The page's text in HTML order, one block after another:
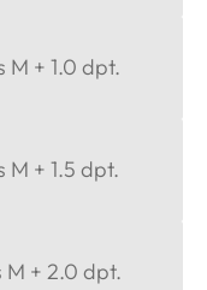
M + 1.0 dpt.
+ 1.5 dpt.
+ 2.0 dpt.